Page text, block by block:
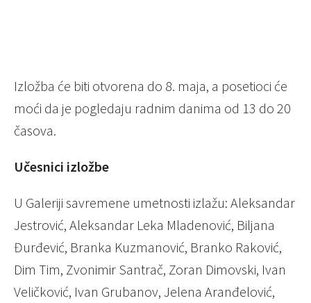
Izložba će biti otvorena do 8. maja, a posetioci će
moći da je pogledaju radnim danima od 13 do 20
časova.
Učesnici izložbe
U Galeriji savremene umetnosti izlažu: Aleksandar
Jestrović, Aleksandar Leka Mladenović, Biljana
Đurđević, Branka Kuzmanović, Branko Raković,
Dim Tim, Zvonimir Santrač, Zoran Dimovski, Ivan
Veličković, Ivan Grubanov, Jelena Aranđelović,